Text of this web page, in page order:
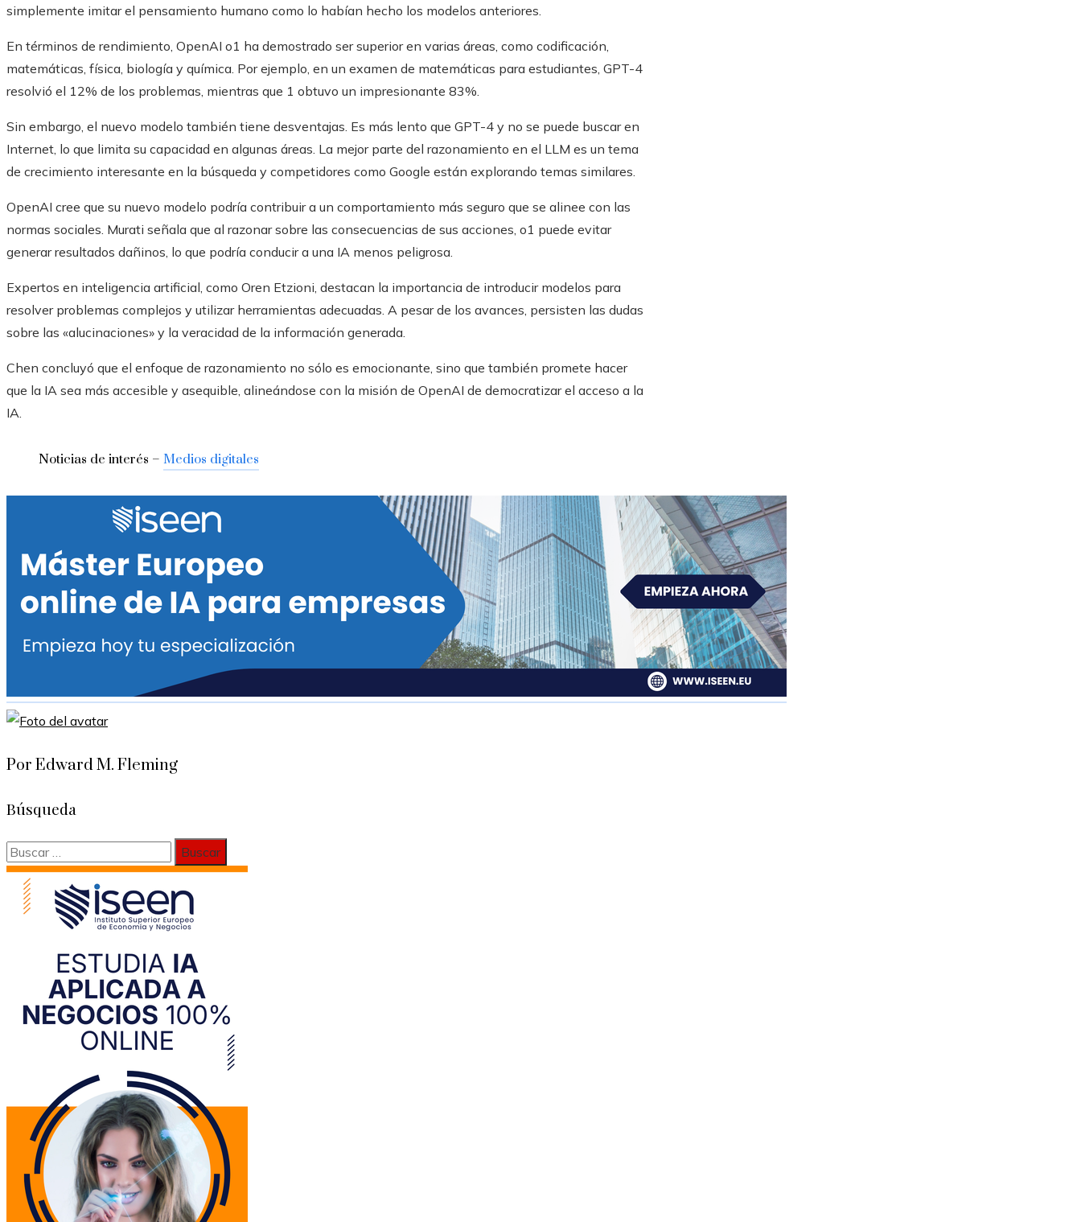
simplemente imitar el pensamiento humano como lo habían hecho los modelos anteriores.
En términos de rendimiento, OpenAI o1 ha demostrado ser superior en varias áreas, como codificación,
matemáticas, física, biología y química. Por ejemplo, en un examen de matemáticas para estudiantes, GPT-4
resolvió el 12% de los problemas, mientras que 1 obtuvo un impresionante 83%.
Sin embargo, el nuevo modelo también tiene desventajas. Es más lento que GPT-4 y no se puede buscar en
Internet, lo que limita su capacidad en algunas áreas. La mejor parte del razonamiento en el LLM es un tema
de crecimiento interesante en la búsqueda y competidores como Google están explorando temas similares.
OpenAI cree que su nuevo modelo podría contribuir a un comportamiento más seguro que se alinee con las
normas sociales. Murati señala que al razonar sobre las consecuencias de sus acciones, o1 puede evitar
generar resultados dañinos, lo que podría conducir a una IA menos peligrosa.
Expertos en inteligencia artificial, como Oren Etzioni, destacan la importancia de introducir modelos para
resolver problemas complejos y utilizar herramientas adecuadas. A pesar de los avances, persisten las dudas
sobre las «alucinaciones» y la veracidad de la información generada.
Chen concluyó que el enfoque de razonamiento no sólo es emocionante, sino que también promete hacer
que la IA sea más accesible y asequible, alineándose con la misión de OpenAI de democratizar el acceso a la
IA.
Noticias de interés – Medios digitales
Por Edward M. Fleming
Búsqueda
Buscar: